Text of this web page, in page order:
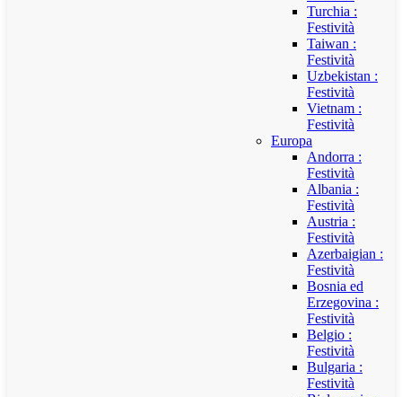
Turchia :
Festività
Taiwan :
Festività
Uzbekistan :
Festività
Vietnam :
Festività
Europa
Andorra :
Festività
Albania :
Festività
Austria :
Festività
Azerbaigian :
Festività
Bosnia ed
Erzegovina :
Festività
Belgio :
Festività
Bulgaria :
Festività